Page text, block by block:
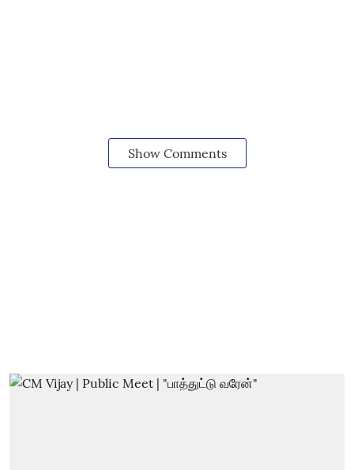
Show Comments